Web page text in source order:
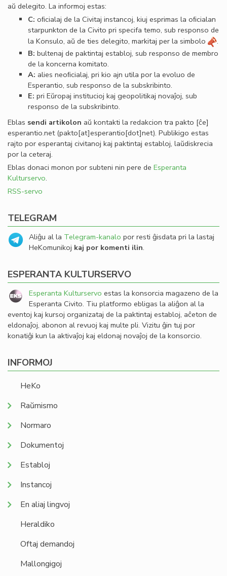
aŭ delegito. La informoj estas:
C: oﬁcialaj de la Civitaj instancoj, kiuj esprimas la oﬁcialan
starpunkton de la Civito pri specifa temo, sub responso de
la Konsulo, aŭ de ties delegito, markitaj per la simbolo
.
B: bultenaj de paktintaj establoj, sub responso de membro
de la koncerna komitato.
A: alies neoﬁcialaj, pri kio ajn utila por la evoluo de
Esperantio, sub responso de la subskribinto.
E: pri Eŭropaj institucioj kaj geopolitikaj novaĵoj, sub
responso de la subskribinto.
Eblas sendi artikolon aŭ kontakti la redakcion tra pakto [ĉe]
esperantio.net(pakto[at]esperantio[dot]net). Publikigo estas
rajto por esperantaj civitanoj kaj paktintaj establoj, laŭdiskrecia
por la ceteraj.
Eblas donaci monon por subteni nin pere de Esperanta
Kulturservo.
RSS-servo
TELEGRAM
Aliĝu al la Telegram-kanalo por resti ĝisdata pri la lastaj
HeKomunikoj kaj por komenti ilin.
ESPERANTA KULTURSERVO
Esperanta Kulturservo estas la konsorcia magazeno de la
Esperanta Civito. Tiu platformo ebligas la aliĝon al la
eventoj kaj kursoj organizataj de la paktintaj establoj, aĉeton de
eldonaĵoj, abonon al revuoj kaj multe pli. Vizitu ĝin tuj por
konatiĝi kun la aktivaĵoj kaj eldonaj novaĵoj de la konsorcio.
INFORMOJ
HeKo
Raŭmismo
Normaro
Dokumentoj
Establoj
Instancoj
En aliaj lingvoj
Heraldiko
Oftaj demandoj
Mallongigoj